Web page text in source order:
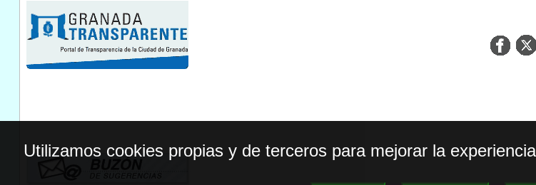
Utilizamos cookies propias y de terceros para mejorar la